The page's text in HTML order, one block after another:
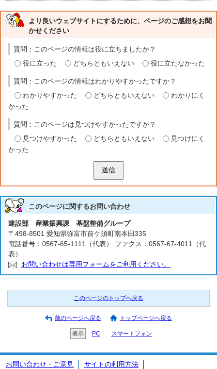
より良いウェブサイトにするために、ページのご感想をお聞
かせください
質問：このページの情報は役に立ちましたか？
役に立った
どちらともいえない 役に立たなかった
質問：このページの情報はわかりやすかったですか？
わかりやすかった
どちらともいえない
わかりにく
かった
質問：このページは見つけやすかったですか？
見つけやすかった
どちらともいえない
見つけにく
かった
送信
このページに関するお問い合わせ
建設部 産業振興課 基盤整備グループ
〒498-8501 愛知県弥富市前ケ須町南本田335
電話番号：0567-65-1111（代表） ファクス：0567-67-4011（代
表）
お問い合わせは専用フォームをご利用ください。
このページのトップへ戻る
前のページへ戻る トップページへ戻る
表示 PC スマートフォン
お問い合わせ・ご意見 サイトの利用方法